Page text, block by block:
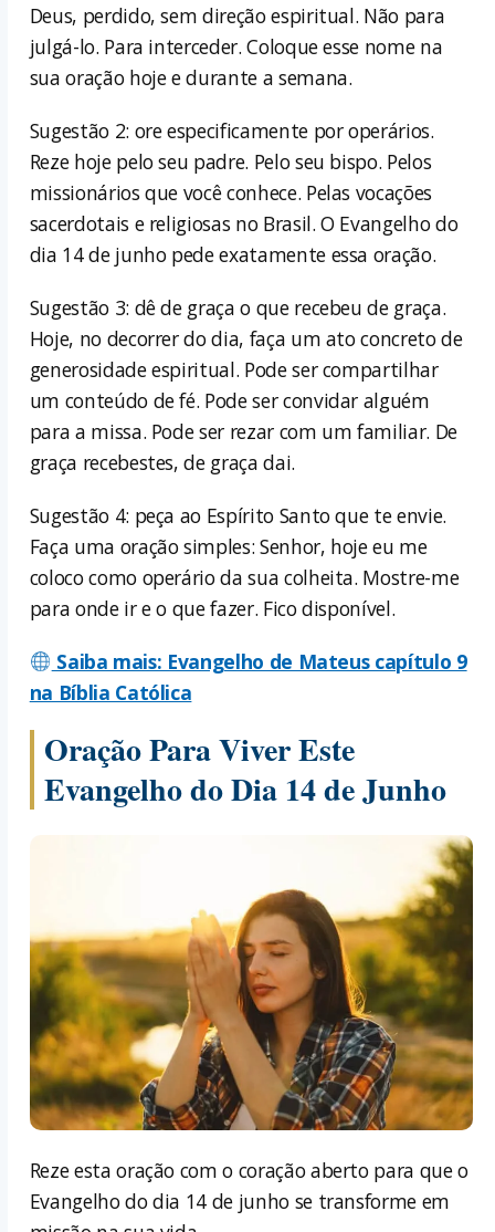
Deus, perdido, sem direção espiritual. Não para
julgá-lo. Para interceder. Coloque esse nome na
sua oração hoje e durante a semana.
Sugestão 2: ore especificamente por operários.
Reze hoje pelo seu padre. Pelo seu bispo. Pelos
missionários que você conhece. Pelas vocações
sacerdotais e religiosas no Brasil. O Evangelho do
dia 14 de junho pede exatamente essa oração.
Sugestão 3: dê de graça o que recebeu de graça.
Hoje, no decorrer do dia, faça um ato concreto de
generosidade espiritual. Pode ser compartilhar
um conteúdo de fé. Pode ser convidar alguém
para a missa. Pode ser rezar com um familiar. De
graça recebestes, de graça dai.
Sugestão 4: peça ao Espírito Santo que te envie.
Faça uma oração simples: Senhor, hoje eu me
coloco como operário da sua colheita. Mostre-me
para onde ir e o que fazer. Fico disponível.
Saiba mais: Evangelho de Mateus capítulo 9
na Bíblia Católica
Oração Para Viver Este
Evangelho do Dia 14 de Junho
Reze esta oração com o coração aberto para que o
Evangelho do dia 14 de junho se transforme em